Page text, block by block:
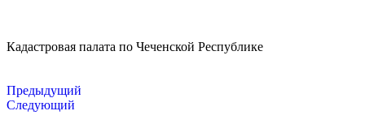
Кадастровая палата по Чеченской Республике
Предыдущий
Следующий